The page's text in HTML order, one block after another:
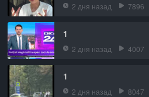
2 дня назад 7896
1
2 дня назад 4007
1
2 дня назад 8047